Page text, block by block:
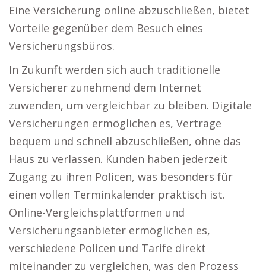
Eine Versicherung online abzuschließen, bietet
Vorteile gegenüber dem Besuch eines
Versicherungsbüros.
In Zukunft werden sich auch traditionelle
Versicherer zunehmend dem Internet
zuwenden, um vergleichbar zu bleiben. Digitale
Versicherungen ermöglichen es, Verträge
bequem und schnell abzuschließen, ohne das
Haus zu verlassen. Kunden haben jederzeit
Zugang zu ihren Policen, was besonders für
einen vollen Terminkalender praktisch ist.
Online-Vergleichsplattformen und
Versicherungsanbieter ermöglichen es,
verschiedene Policen und Tarife direkt
miteinander zu vergleichen, was den Prozess